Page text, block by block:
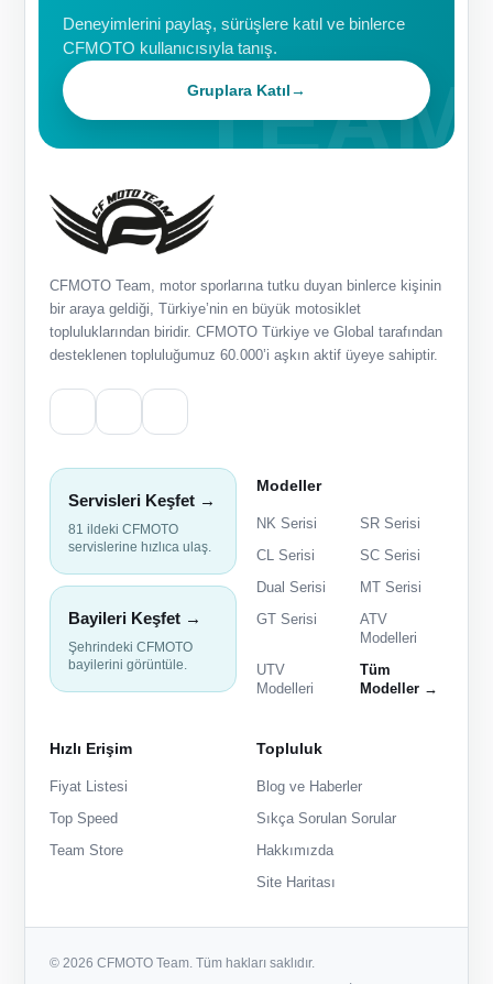
Deneyimlerini paylaş, sürüşlere katıl ve binlerce
CFMOTO kullanıcısıyla tanış.
Gruplara Katıl→
CFMOTO Team, motor sporlarına tutku duyan binlerce kişinin
bir araya geldiği, Türkiye’nin en büyük motosiklet
topluluklarından biridir. CFMOTO Türkiye ve Global tarafından
desteklenen topluluğumuz 60.000’i aşkın aktif üyeye sahiptir.
Servisleri Keşfet →
81 ildeki CFMOTO
servislerine hızlıca ulaş.
Bayileri Keşfet →
Şehrindeki CFMOTO
bayilerini görüntüle.
Modeller
NK Serisi
SR Serisi
CL Serisi
SC Serisi
Dual Serisi
MT Serisi
GT Serisi
ATV
Modelleri
UTV
Modelleri
Tüm
Modeller →
Hızlı Erişim
Fiyat Listesi
Top Speed
Team Store
Topluluk
Blog ve Haberler
Sıkça Sorulan Sorular
Hakkımızda
Site Haritası
© 2026 CFMOTO Team. Tüm hakları saklıdır.